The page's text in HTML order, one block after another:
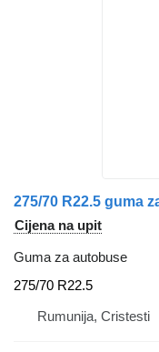
275/70 R22.5 guma
Cijena na upit
Guma za autobuse
275/70 R22.5
Rumunija, Cristesti